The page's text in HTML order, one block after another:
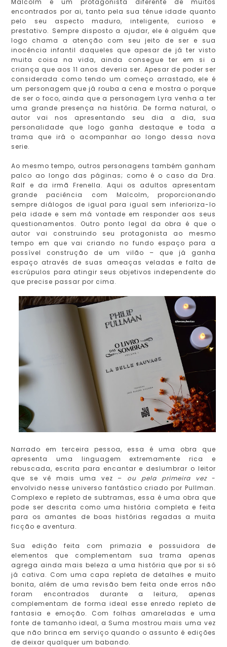
encontrados por ai, tanto pela sua tênue idade quanto
pelo seu aspecto maduro, inteligente, curioso e
prestativo. Sempre disposto a ajudar, ele é alguém que
logo chama a atenção com seu jeito de ser e sua
inocência infantil daqueles que apesar de já ter visto
muita coisa na vida, ainda consegue ter em si a
criança que aos 11 anos deveria ser. Apesar de poder ser
considerada como tendo um começo arrastado, ele é
um personagem que já rouba a cena e mostra o porque
de ser o foco, ainda que a personagem Lyra venha a ter
uma grande presença na história. De forma natural, o
autor vai nos apresentando seu dia a dia, sua
personalidade que logo ganha destaque e toda a
trama que irá o acompanhar ao longo dessa nova
serie.
Ao mesmo tempo, outros personagens também ganham
palco ao longo das páginas; como é o caso da Dra.
Ralf e da irmã Frenella. Aqui os adultos apresentam
grande paciência com Malcolm, proporcionando
sempre diálogos de igual para igual sem inferioriza-lo
pela idade e sem má vontade em responder aos seus
questionamentos. Outro ponto legal da obra é que o
autor vai construindo seu protagonista ao mesmo
tempo em que vai criando no fundo espaço para a
possível construção de um vilão – que já ganha
espaço através de suas ameaças veladas e falta de
escrúpulos para atingir seus objetivos independente do
que precise passar por cima.
Narrado em terceira pessoa, essa é uma obra que
apresenta uma linguagem extremamente rica e
rebuscada, escrita para encantar e deslumbrar o leitor
que se vê mais uma vez – ou pela primeira vez-
envolvido nesse universo fantástico criado por Pullman.
Complexo e repleto de subtramas, essa é uma obra que
pode ser descrita como uma história completa e feita
para os amantes de boas histórias regadas a muita
ficção e aventura.
Sua edição feita com primazia e possuidora de
elementos que complementam sua trama apenas
agrega ainda mais beleza a uma história que por si só
já cativa. Com uma capa repleta de detalhes e muito
bonita, além de uma revisão bem feita onde erros não
foram encontrados durante a leitura, apenas
complementam de forma ideal esse enredo repleto de
fantasia e emoção. Com folhas amareladas e uma
fonte de tamanho ideal, a Suma mostrou mais uma vez
que não brinca em serviço quando o assunto é edições
de deixar qualquer um babando.